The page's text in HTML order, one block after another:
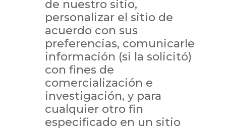
de nuestro sitio,
personalizar el sitio de
acuerdo con sus
preferencias, comunicarle
información (si la solicitó)
con fines de
comercialización e
investigación, y para
cualquier otro fin
especificado en un sitio